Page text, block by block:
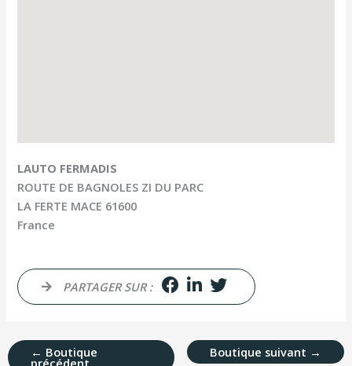
LAUTO FERMADIS
ROUTE DE BAGNOLES ZI DU PARC
LA FERTE MACE 61600
France
PARTAGER SUR :
← Boutique
précédent
Boutique suivant →